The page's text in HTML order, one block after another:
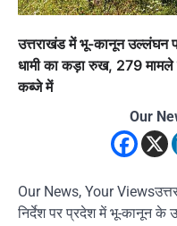
उत्तराखंड में भू-कानून उल्लंघन
धामी का कड़ा रुख, 279
कब्जे में
Our
Our News, Your
निर्देश पर प्रदेश में भू-कानून के